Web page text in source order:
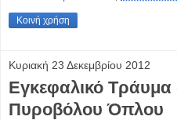
Κοινή χρήση
Κυριακή 23 Δεκεμβρίου 2012
Εγκεφαλικό
Πυροβόλου Όπλου